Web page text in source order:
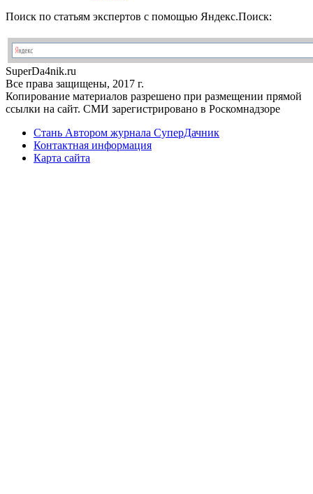
Поиск по статьям экспертов с помощью Яндекс.Поиск:
SuperDa4nik.ru
Все права защищены, 2017 г.
Копирование материалов разрешено при размещении прямой
ссылки на сайт. СМИ зарегистрировано в Роскомнадзоре
Стань Автором журнала СуперДачник
Контактная информация
Карта сайта